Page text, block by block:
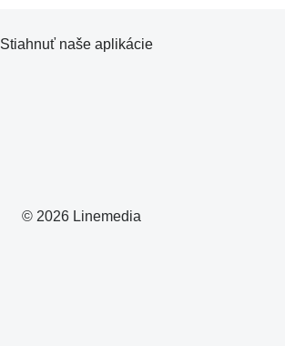
© 2026 Linemedia
Stiahnuť naše aplikácie